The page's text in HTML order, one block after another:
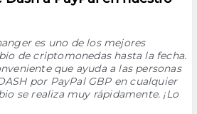
es uno de los mejores
de criptomonedas hasta la fecha.
que ayuda a las personas
por PayPal GBP en cualquier
se realiza muy rápidamente. ¡Lo